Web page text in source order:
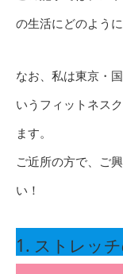
の生活にどのよう
なお、私は東京・
いうフィットネス
ます。
ご近所の方で、ご
い！
1. ストレッ